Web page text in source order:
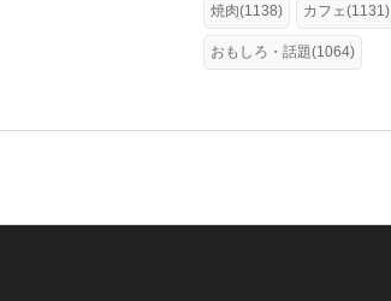
焼肉(1138) カフェ(1131)
おもしろ・話題(1064)